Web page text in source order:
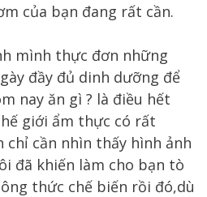
của bạn đang rất cần.
mình thực đơn những
đầy đủ dinh dưỡng để
nay ăn gì ? là điều hết
giới ẩm thực có rất
chỉ cần nhìn thấy hình ảnh
đã khiến làm cho bạn tò
thức chế biến rồi đó,dù